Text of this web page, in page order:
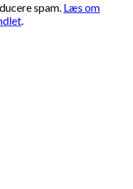
spam. Læs om
.